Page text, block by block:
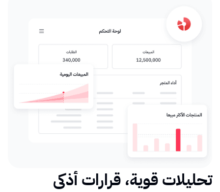
تحليلات قوية، قرارات أذكى